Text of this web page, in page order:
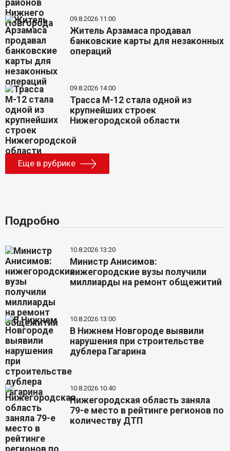
09.8.2026 11:00
Житель Арзамаса продавал
банковские карты для незаконных
операций
09.8.2026 14:00
Трасса М-12 стала одной из
крупнейших строек
Нижегородской области
Еще в рубрике
Подробно
10.8.2026 13:20
Министр Анисимов:
нижегородские вузы получили
миллиарды на ремонт общежитий
10.8.2026 13:00
В Нижнем Новгороде выявили
нарушения при строительстве
дублера Гагарина
10.8.2026 10:40
Нижегородская область заняла
79-е место в рейтинге регионов по
количеству ДТП